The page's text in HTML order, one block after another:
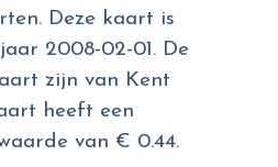
Deze kaart is
2008-02-01. De
zijn van Kent
heeft een
van € 0.44.